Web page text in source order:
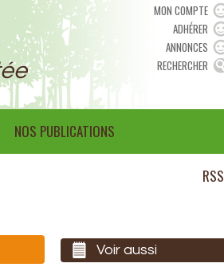
MON COMPTE
ADHÉRER
ANNONCES
RECHERCHER
NOS PUBLICATIONS
RSS
Voir aussi